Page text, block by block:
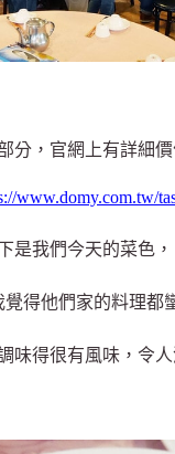
分，官網上有詳細價
www.domy.com.tw/
是我們今天的菜色，
得他們家的料理都
味得很有風味，令